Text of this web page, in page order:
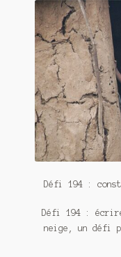
De(s)tracteur réduit au silence
Enlèvement rêvé
Entre père et fils
Il fallait me laisser mourir
La clé du bonheur
Liste de tous mes romans
Défi 194 :
Défi 194 :
neige, un défi